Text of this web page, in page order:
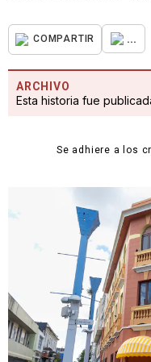
COMPARTIR ...
ARCHIVO
Esta historia fue
Se adhiere a los